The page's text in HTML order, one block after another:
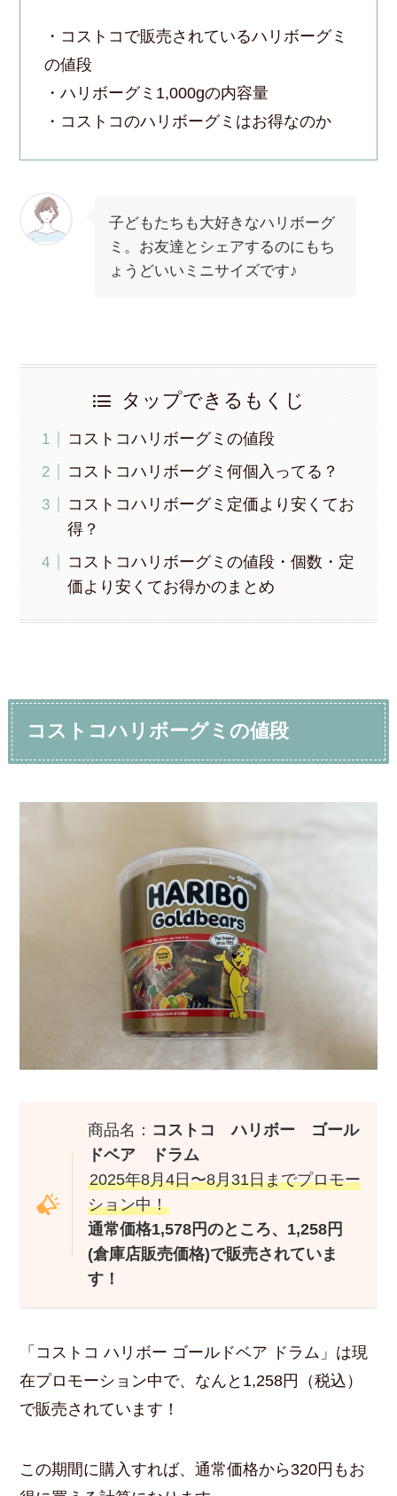
・コストコで販売されているハリボーグミ
の値段
・ハリボーグミ1,000gの内容量
・コストコのハリボーグミはお得なのか
子どもたちも大好きなハリボーグ
ミ。お友達とシェアするのにもち
ょうどいいミニサイズです♪
タップできるもくじ
コストコハリボーグミの値段
コストコハリボーグミ何個入ってる？
コストコハリボーグミ定価より安くてお
得？
コストコハリボーグミの値段・個数・定
価より安くてお得かのまとめ
コストコハリボーグミの値段
商品名： コストコ ハリボー ゴール
ドベア ドラム
2025年8月4日〜8月31日までプロモー
ション中！
通常価格1,578円のところ、1,258円
(倉庫店販売価格)で販売されていま
す！
「コストコ ハリボー ゴールドベア ドラム」は現
在プロモーション中で、なんと1,258円（税込）
で販売されています！
この期間に購入すれば、通常価格から320円もお